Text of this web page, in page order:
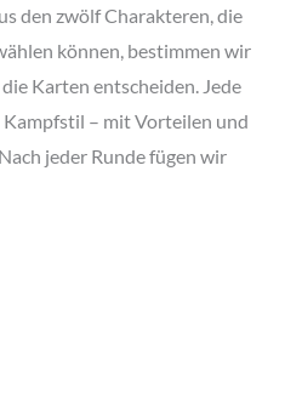
den zwölf Charakteren, die
können, bestimmen wir
Karten entscheiden. Jede
– mit Vorteilen und
jeder Runde fügen wir